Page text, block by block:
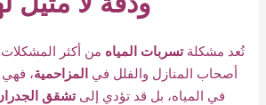
تُعد مشكلةتسربات المياه من أكثر
أصحاب المنازل والفلل فيالمزاحمية،
في المياه، بل قد تؤدي إلىتشقق